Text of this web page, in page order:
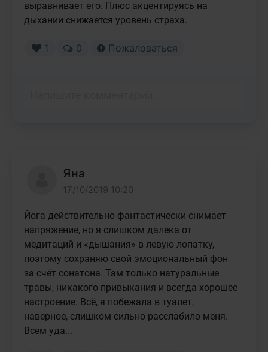
выравнивает его. Плюс акцентируясь на
дыхании снижается уровень страха.
1 0 Пожаловаться
Яна
17/10/2019 10:20
Йога действительно фантастически снимает
напряжение, но я слишком далека от
медитаций и «дышания» в левую лопатку,
поэтому сохраняю свой эмоциональный фон
за счёт сонатона. Там только натуральные
травы, никакого привыкания и всегда хорошее
настроение. Всё, я побежала в туалет,
наверное, слишком сильно расслабило меня.
Всем уда...